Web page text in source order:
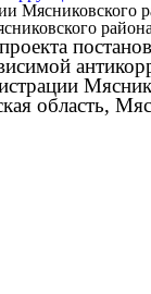
Мясниковского
область,